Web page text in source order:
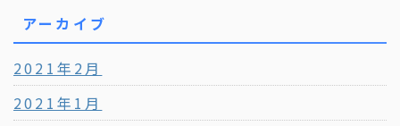
アーカイブ
2021年2月
2021年1月